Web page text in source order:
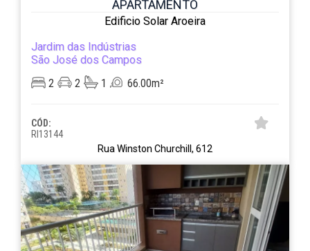
APARTAMENTO
Edificio Solar Aroeira
Jardim das Indústrias
São José dos Campos
2
2 1 66.00m²
CÓD:
RI13144
Rua Winston Churchill, 612